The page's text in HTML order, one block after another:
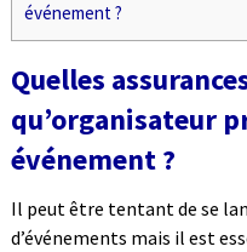
événement ?
Quelles
qu’organisateur
événement ?
Il peut être tentant de se
d’événements mais il est